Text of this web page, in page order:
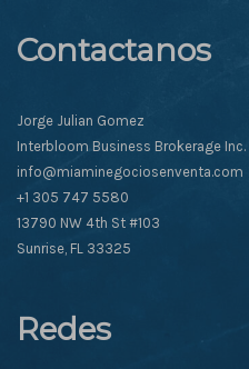
Contactanos
Jorge Julian Gomez
Interbloom Business Brokerage Inc.
info@miaminegociosenventa.com
+1 305 747 5580
13790 NW 4th St #103
Sunrise, FL 33325
Redes